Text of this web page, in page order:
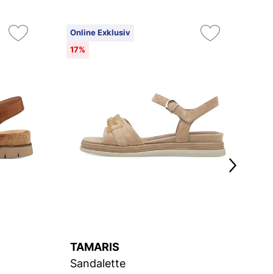
Online Exklusiv
17%
TAMARIS
Sandalette